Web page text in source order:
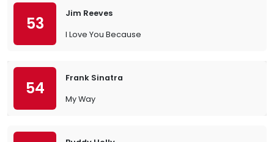
53
Jim Reeves
I Love You Because
54
Frank Sinatra
My Way